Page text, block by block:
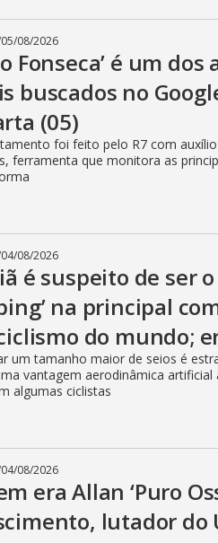
05/08/2026
Fonseca’ é um
buscados no
(05)
foi feito pelo R7 com
ferramenta que monitora as
04/08/2026
é suspeito de ser
na principal
do mundo;
um tamanho maior de seios é
vantagem aerodinâmica artificial
algumas ciclistas
04/08/2026
era Allan ‘Puro
lutador do